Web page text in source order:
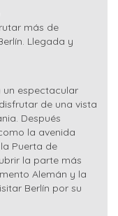
más de
Llegada y
un espectacular
de una vista
Después
la avenida
Puerta de
la parte más
Alemán y la
Berlín por su